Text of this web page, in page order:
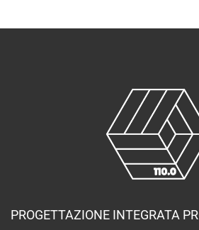
PROGETTAZIONE INTEGRATA